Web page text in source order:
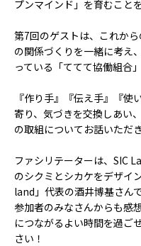
プ
プンマインド」を育むこと
第7回のゲストは、これか
の関係づくりを一緒に考え
っている「ててて協働組合
『作り手』『伝え手』『使
寄り、気づきを交換しあい
の取組についてお話いただき
ファシリテーターは、SIC
のシクミとシカケをデザイ
land」代表の酒井博基さんで
参加者のみなさんからも感
につながるよい時間を過ご
さい！